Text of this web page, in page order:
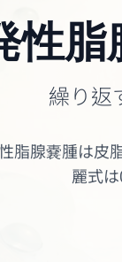
性
繰り返
脂腺嚢腫は皮
麗式